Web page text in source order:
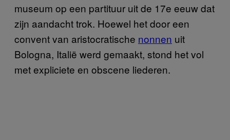
museum op een partituur uit de 17e eeuw dat
zijn aandacht trok. Hoewel het door een
convent van aristocratische nonnen uit
Bologna, Italië werd gemaakt, stond het vol
met expliciete en obscene liederen.